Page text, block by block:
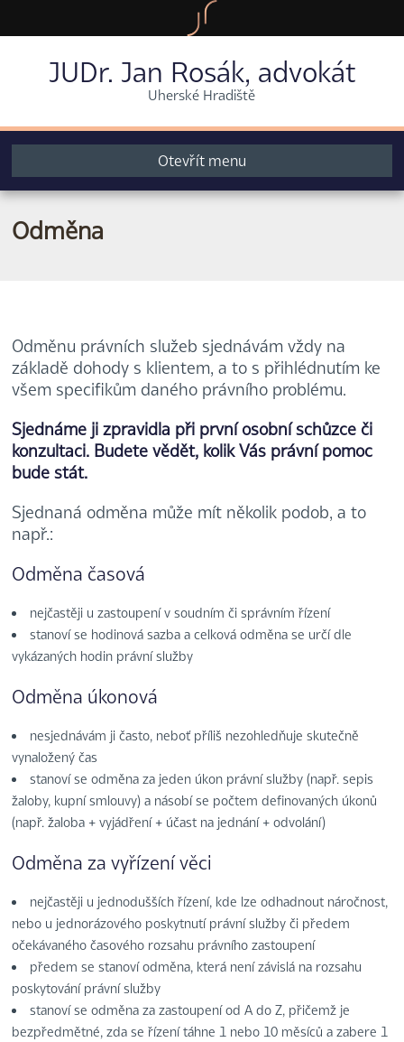
JUDr. Jan Rosák, advokát
Uherské Hradiště
Otevřít menu
Odměna
Odměnu právních služeb sjednávám vždy na
základě dohody s klientem, a to s přihlédnutím ke
všem specifikům daného právního problému.
Sjednáme ji zpravidla při první osobní schůzce či
konzultaci. Budete vědět, kolik Vás právní pomoc
bude stát.
Sjednaná odměna může mít několik podob, a to
např.:
Odměna časová
nejčastěji u zastoupení v soudním či správním řízení
stanoví se hodinová sazba a celková odměna se určí dle
vykázaných hodin právní služby
Odměna úkonová
nesjednávám ji často, neboť příliš nezohledňuje skutečně
vynaložený čas
stanoví se odměna za jeden úkon právní služby (např. sepis
žaloby, kupní smlouvy) a násobí se počtem definovaných úkonů
(např. žaloba + vyjádření + účast na jednání + odvolání)
Odměna za vyřízení věci
nejčastěji u jednodušších řízení, kde lze odhadnout náročnost,
nebo u jednorázového poskytnutí právní služby či předem
očekávaného časového rozsahu právního zastoupení
předem se stanoví odměna, která není závislá na rozsahu
poskytování právní služby
stanoví se odměna za zastoupení od A do Z, přičemž je
bezpředmětné, zda se řízení táhne 1 nebo 10 měsíců a zabere 1